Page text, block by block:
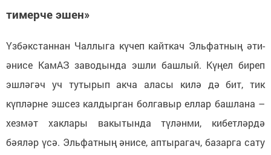
тимерче эшен»
Үзбәкстаннан Чаллыга күчеп кайткач Эльфатның әти-
әнисе КамАЗ заводында эшли башлый. Күңел биреп
эшләгәч уч тутырып акча аласы килә дә бит, тик
күпләрне эшсез калдырган болгавыр еллар башлана –
хезмәт хаклары вакытында түләнми, кибетләрдә
бәяләр үсә. Эльфатның әнисе, аптырагач, базарга сату